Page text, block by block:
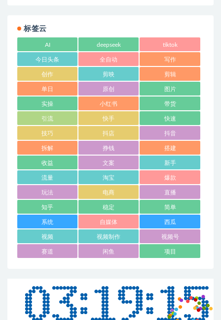
标签云
AI deepseek tiktok
今日头条 全自动 写作
创作 剪映 剪辑
单日 原创 图片
实操 小红书 带货
引流 快手 快速
技巧 抖店 抖音
拆解 挣钱 搭建
收益 文案 新手
流量 淘宝 爆款
玩法 电商 直播
知乎 稳定 简单
系统 自媒体 西瓜
视频 视频制作 视频号
赛道 闲鱼 项目